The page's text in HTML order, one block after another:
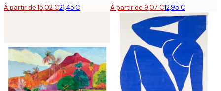
À partir de 15,02 €21,45 € À partir de 9,07 €12,95 €